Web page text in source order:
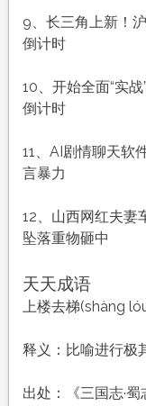
9、长三角上新！
倒计时
10、开始全面“实
倒计时
11、AI剧情聊天软
言暴力
12、山西网红夫妻
坠落重物砸中
天天成语
上楼去梯(shàng
释义：比喻进行极
出处：《三国志·蜀